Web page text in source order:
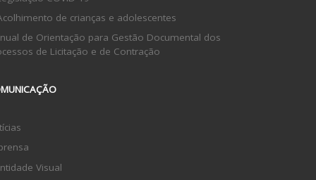
de crianças e adolescentes
de Orientação para Gestão Documental dos
de Licitação e de Contração
Visual